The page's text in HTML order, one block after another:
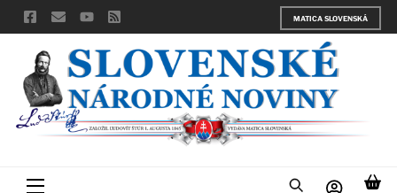
Skip
to
content
MATICA SLOVENSKÁ
Menu